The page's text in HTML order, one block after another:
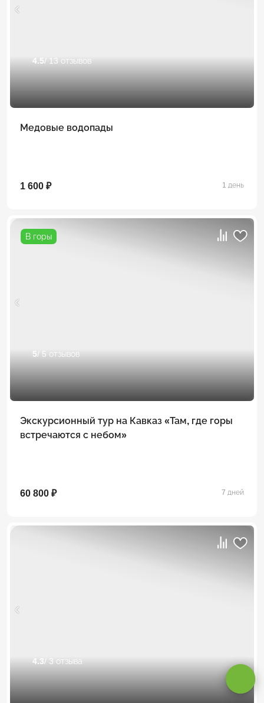
4.5/ 13 отзывов
Медовые водопады
1 600 ₽ 1 день
В горы
5/ 5 отзывов
Экскурсионный тур на Кавказ «Там, где горы
встречаются с небом»
60 800 ₽ 7 дней
4.3/ 3 отзыва